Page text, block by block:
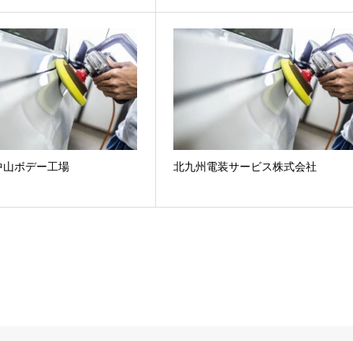
山ボデー工場 北九州電装サービス株式会社